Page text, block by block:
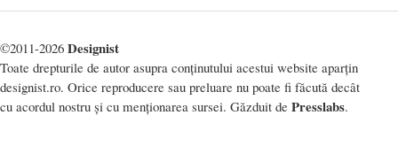
©2011-2026 Designist
Toate drepturile de autor asupra conținutului acestui website aparțin
designist.ro. Orice reproducere sau preluare nu poate fi făcută decât
cu acordul nostru și cu menționarea sursei. Găzduit de Presslabs.